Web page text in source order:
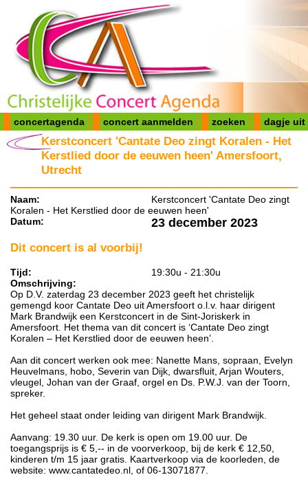
concertagenda concert aanmelden zoeken dagje uit
Kerstconcert 'Cantate Deo zingt Koralen - Het
Kerstlied door de eeuwen heen' Amersfoort,
Utrecht
Naam:
Kerstconcert 'Cantate Deo zingt
Koralen - Het Kerstlied door de eeuwen heen'
Datum:
23 december 2023
Dit concert is al voorbij!
Tijd:
19:30u - 21:30u
Omschrijving:
Op D.V. zaterdag 23 december 2023 geeft het christelijk
gemengd koor Cantate Deo uit Amersfoort o.l.v. haar dirigent
Mark Brandwijk een Kerstconcert in de Sint-Joriskerk in
Amersfoort. Het thema van dit concert is ‘Cantate Deo zingt
Koralen – Het Kerstlied door de eeuwen heen’.
Aan dit concert werken ook mee: Nanette Mans, sopraan, Evelyn
Heuvelmans, hobo, Severin van Dijk, dwarsfluit, Arjan Wouters,
vleugel, Johan van der Graaf, orgel en Ds. P.W.J. van der Toorn,
spreker.
Het geheel staat onder leiding van dirigent Mark Brandwijk.
Aanvang: 19.30 uur. De kerk is open om 19.00 uur. De
toegangsprijs is € 5,-- in de voorverkoop, bij de kerk € 12,50,
kinderen t/m 15 jaar gratis. Kaartverkoop via de koorleden, de
website: www.cantatedeo.nl, of 06-13071877.